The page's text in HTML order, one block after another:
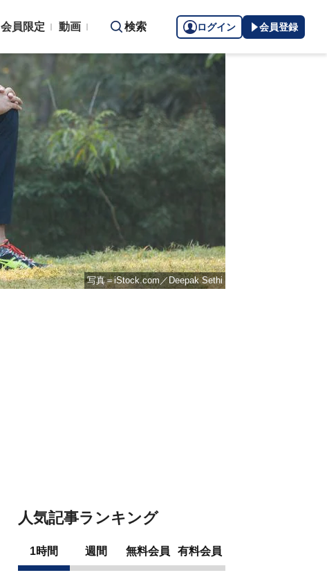
会員限定 動画 検索 ログイン 会員登録
写真＝iStock.com／Deepak Sethi
人気記事ランキング
1時間 週間 無料会員 有料会員